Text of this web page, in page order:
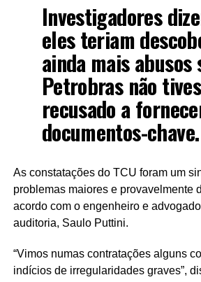
Investigadores
eles teriam
ainda mais abusos
Petrobras não
recusado a
documentos-chave.
As constatações do TCU foram um
problemas maiores e provavelmente
acordo com o engenheiro e
auditoria, Saulo Puttini.
“Vimos numas contratações alguns
indícios de irregularidades graves”,